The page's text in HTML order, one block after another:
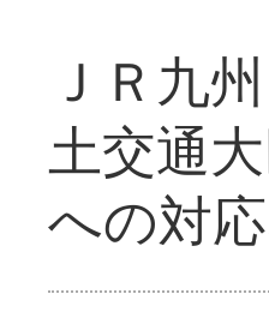
ＪＲ九
土交通
への対